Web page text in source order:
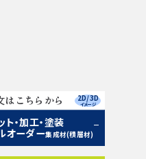
はこちらから
ト・加工・塗装
オーダー集成材(積層材)
2D/3D
イメージ